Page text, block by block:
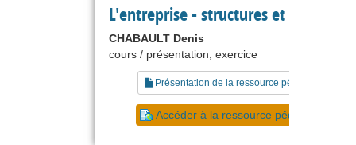
L'entreprise - structures et fonctions
CHABAULT Denis
cours / présentation, exercice
Présentation de la ressource pédagogique
Accéder à la ressource pédagogique